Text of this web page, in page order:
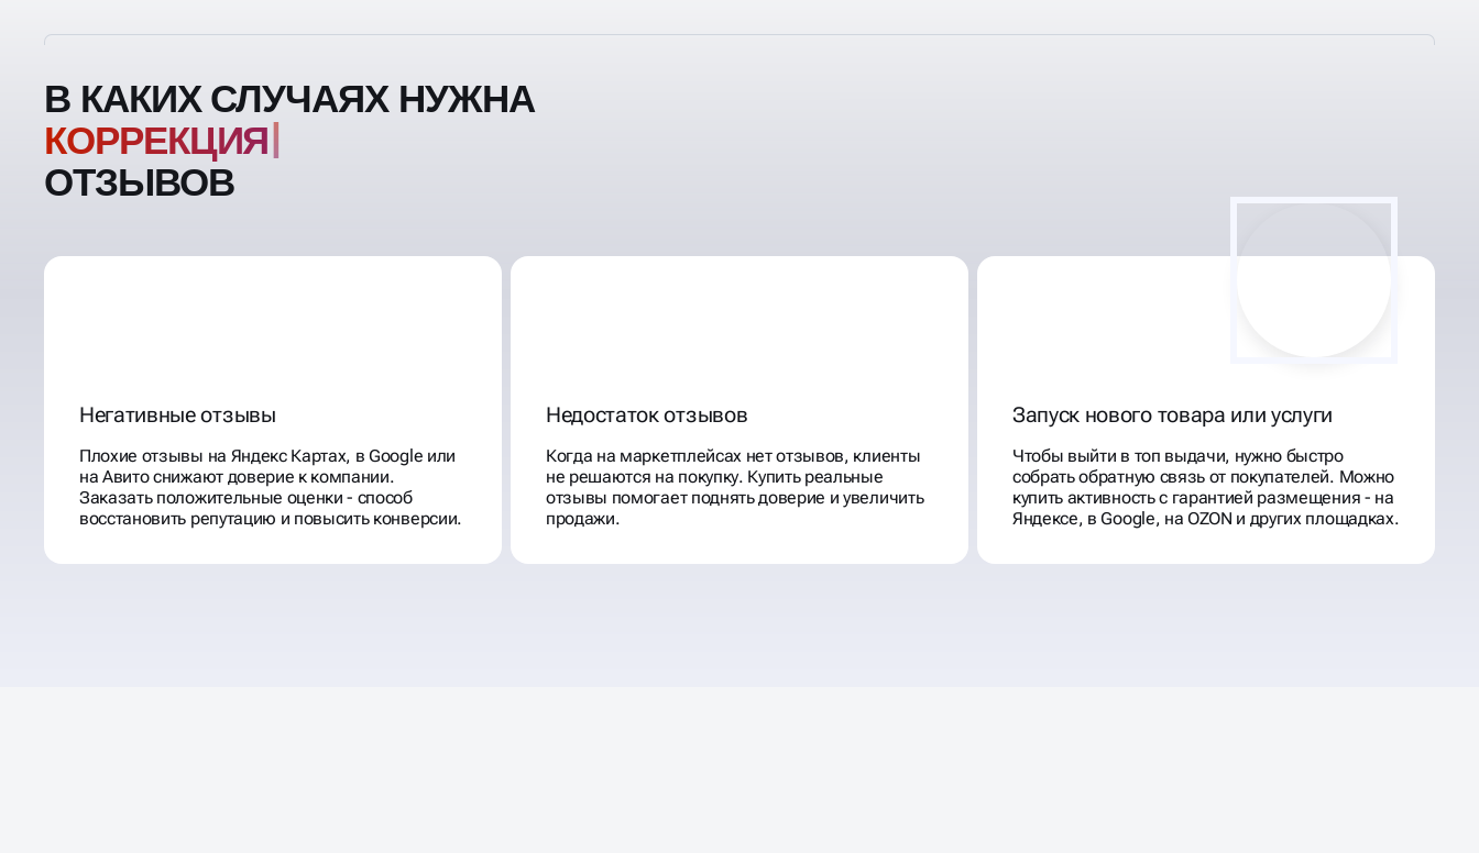
В КАКИХ СЛУЧАЯХ НУЖНА
ОТЗЫВОВ
Негативные отзывы
Плохие отзывы на Яндекс Картах, в Google или
на Авито снижают доверие к компании.
Заказать положительные оценки - способ
восстановить репутацию и повысить конверсии.
Недостаток отзывов
Когда на маркетплейсах нет отзывов, клиенты
не решаются на покупку. Купить реальные
отзывы помогает поднять доверие и увеличить
продажи.
Запуск нового товара или услуги
Чтобы выйти в топ выдачи, нужно быстро
собрать обратную связь от покупателей. Можно
купить активность с гарантией размещения - на
Яндексе, в Google, на OZON и других площадках.